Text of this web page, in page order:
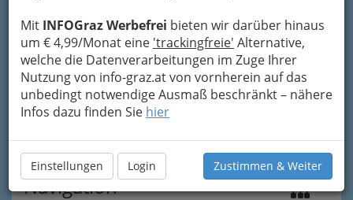
Mit INFOGraz Werbefrei bieten wir darüber hinaus
um € 4,99/Monat eine 'trackingfreie' Alternative,
welche die Datenverarbeitungen im Zuge Ihrer
Nutzung von info-graz.at von vornherein auf das
unbedingt notwendige Ausmaß beschränkt – nähere
Infos dazu finden Sie hier
Einstellungen Login Zustimmen & Weiter
Navigation